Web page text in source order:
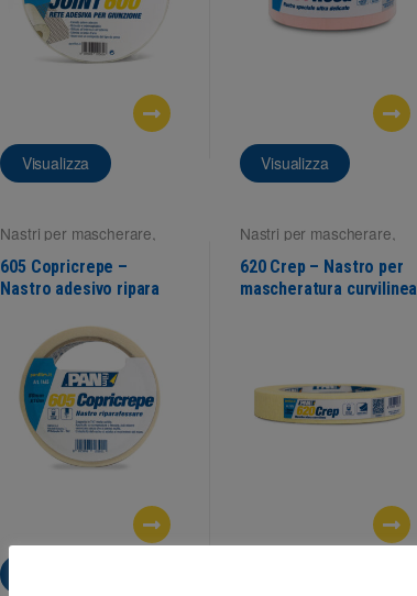
Visualizza Visualizza
Nastri per mascherare
Superfici interne
605 Copricrepe –
Nastro adesivo ripara
Nastri per mascherare
Superfici interne
620 Crep – Nastro per
mascheratura curvilinea